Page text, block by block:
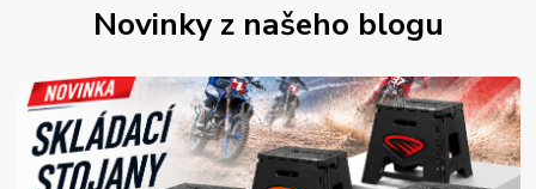
Novinky z našeho blogu